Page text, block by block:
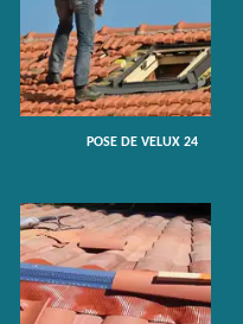
POSE DE VELUX 24